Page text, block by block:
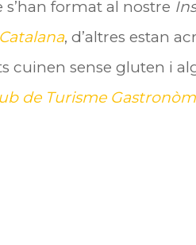
format al nostre
, d’altres estan
cuinen sense gluten i
de Turisme